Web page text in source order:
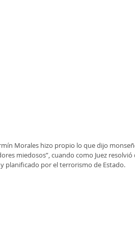
Morales hizo propio lo que dijo
miedosos”, cuando como Juez
planificado por el terrorismo de Estado.